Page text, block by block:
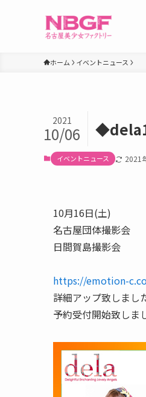
ホーム イベントニュース
2021
10/06
イベントニュース 2021
10月16日(土)
名古屋団体撮影会
日間賀島撮影会
https://emotion-
詳細アップ致しまし
予約受付開始致しま